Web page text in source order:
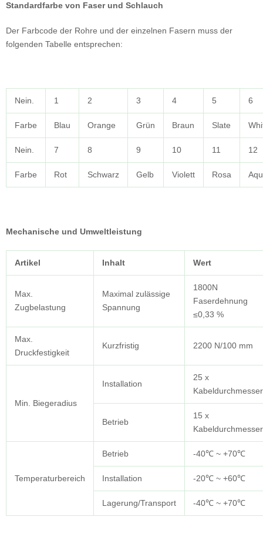
Standardfarbe von Faser und Schlauch
Der Farbcode der Rohre und der einzelnen Fasern muss der
folgenden Tabelle entsprechen:
Nein. 1 2 3 4 5 6
Farbe Blau Orange Grün Braun Slate
Nein. 7 8 9 10 11 12
Farbe Rot Schwarz Gelb Violett Rosa
Mechanische und Umweltleistung
Artikel Inhalt Wert
Max.
Zugbelastung
Maximal zulässige
Spannung
1800N
Faserdehnung
≤0,33 %
Max.
Druckfestigkeit
Kurzfristig 2200 N/100 mm
Min. Biegeradius
Installation
25 x
Kabeldurchmesser
Betrieb
15 x
Kabeldurchmesser
Temperaturbereich
Betrieb -40℃ ~ +70℃
Installation -20℃ ~ +60℃
Lagerung/Transport -40℃ ~ +70℃